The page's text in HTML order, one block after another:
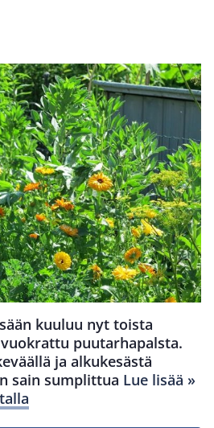
kuuluu nyt toista
puutarhapalsta.
ja alkukesästä
sain sumplittua Lue lisää »